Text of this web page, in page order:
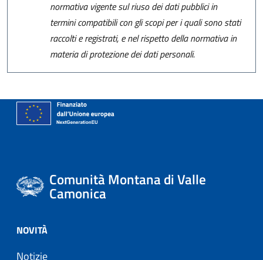
normativa vigente sul riuso dei dati pubblici in
termini compatibili con gli scopi per i quali sono stati
raccolti e registrati, e nel rispetto della normativa in
materia di protezione dei dati personali.
Comunità Montana di Valle
Camonica
NOVITÀ
Notizie